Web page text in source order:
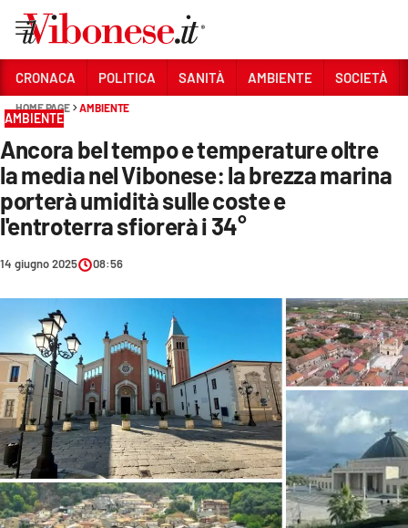
Sezioni
CRONACA
POLITICA
SANITÀ
AMBIENTE
SOCIETÀ
CULTURA
ECONOMIA E LAVORO
EVENTI
SPORT
Streaming
CRONACA POLITICA SANITÀ AMBIENTE SOCIETÀ
HOME PAGE AMBIENTE
AMBIENTE
Ancora bel tempo e temperature oltre
la media nel Vibonese: la brezza marina
porterà umidità sulle coste e
l'entroterra sfiorerà i 34°
14 giugno 2025 08:56